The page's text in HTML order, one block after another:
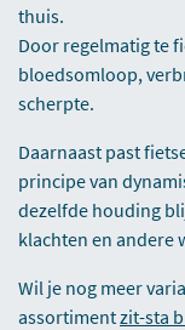
thuis.
Door regelmatig te
bloedsomloop,
scherpte.
Daarnaast past
principe van
dezelfde houding
klachten en andere
Wil je nog meer
assortimentzit-sta